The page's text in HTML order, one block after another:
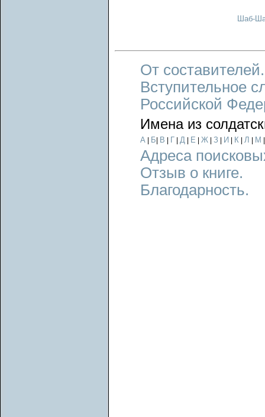
Шаб-
От составителей.
Вступительное
Российской
Имена из
А Б В Г Д Е Ж З И К Л М
Адреса
Отзыв о книге.
Благодарность.